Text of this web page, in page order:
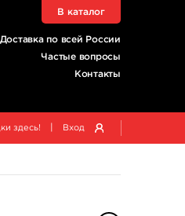
Доставка по всей России
Частые вопросы
Контакты
В каталог
здесь! Вход